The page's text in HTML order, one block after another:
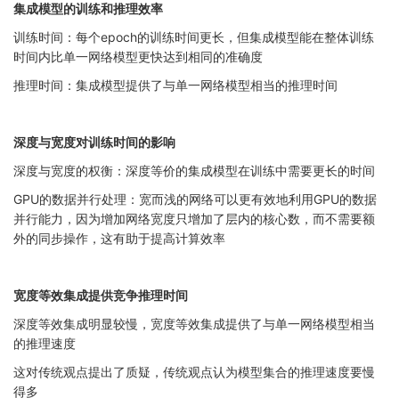
集成模型的训练和推理效率
训练时间：每个epoch的训练时间更长，但集成模型能在整体训练
时间内比单一网络模型更快达到相同的准确度
推理时间：集成模型提供了与单一网络模型相当的推理时间
深度与宽度对训练时间的影响
深度与宽度的权衡：深度等价的集成模型在训练中需要更长的时间
GPU的数据并行处理：宽而浅的网络可以更有效地利用GPU的数据
并行能力，因为增加网络宽度只增加了层内的核心数，而不需要额
外的同步操作，这有助于提高计算效率
宽度等效集成提供竞争推理时间
深度等效集成明显较慢，宽度等效集成提供了与单一网络模型相当
的推理速度
这对传统观点提出了质疑，传统观点认为模型集合的推理速度要慢
得多